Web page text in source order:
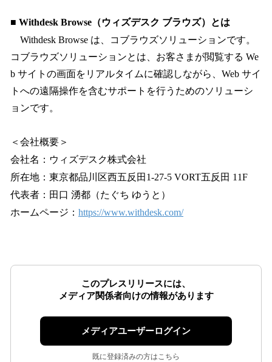
■ Withdesk Browse（ウィズデスク ブラウズ）とは
Withdesk Browse は、コブラウズソリューションです。
コブラウズソリューションとは、お客さまが閲覧する We
b サイトの画面をリアルタイムに確認しながら、Web サイ
トへの遠隔操作を含むサポートを行うためのソリューシ
ョンです。
＜会社概要＞
会社名：ウィズデスク株式会社
所在地：東京都品川区西五反田1-27-5 VORT五反田 11F
代表者：田口 湧都（たぐち ゆうと）
ホームページ： https://www.withdesk.com/
このプレスリリースには、
メディア関係者向けの情報があります
メディアユーザーログイン
既に登録済みの方はこちら